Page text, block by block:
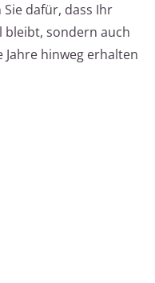
dafür, dass Ihr
sondern auch
hinweg erhalten